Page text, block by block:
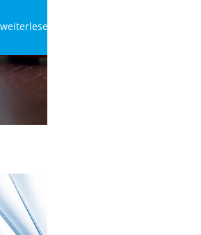
weiterlesen